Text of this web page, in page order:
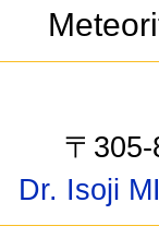
〒
Dr. Isoji